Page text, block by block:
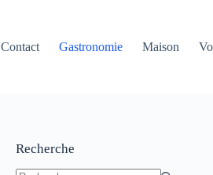
Contact Gastronomie Maison
Recherche